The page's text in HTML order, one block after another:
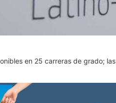
en 25 carreras de grado;